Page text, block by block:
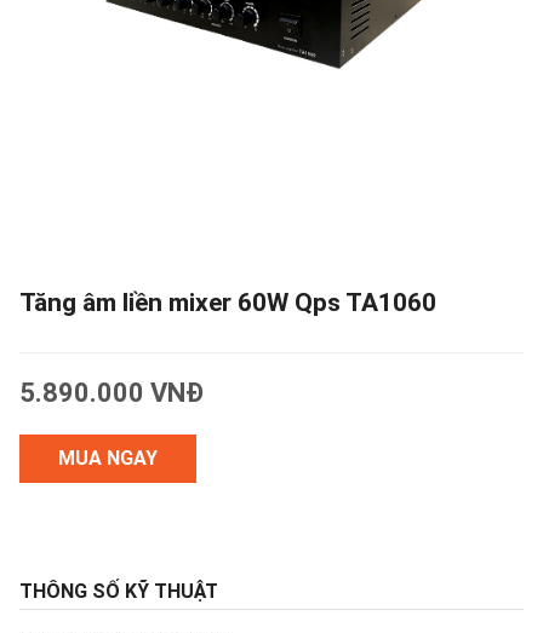
Tăng âm liền mixer 60W Qps TA1060
5.890.000 VNĐ
MUA NGAY
THÔNG SỐ KỸ THUẬT